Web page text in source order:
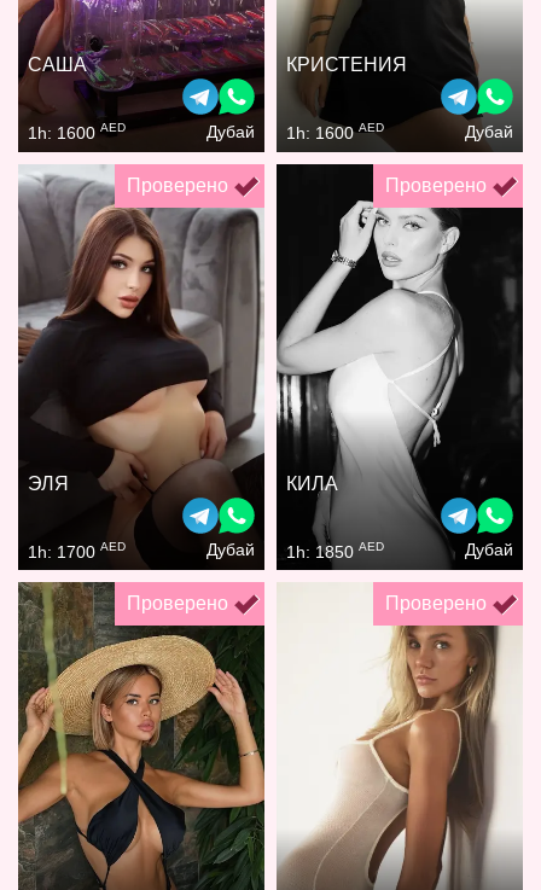
САША
1h: 1600 AED Дубай
КРИСТЕНИЯ
1h: 1600AED Дубай
Проверено
ЭЛЯ
1h: 1700 AED Дубай
Проверено
КИЛА
1h: 1850 AED Дубай
Проверено Проверено